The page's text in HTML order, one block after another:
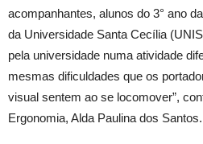
acompanhantes, alunos do 3° ano
da Universidade Santa Cecília
pela universidade numa atividade
mesmas dificuldades que os
visual sentem ao se locomover”,
Ergonomia, Alda Paulina dos Santos.